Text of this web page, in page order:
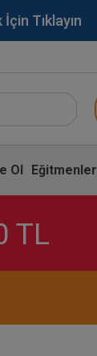
Tıklayın
Ol Eğitmenler
TL